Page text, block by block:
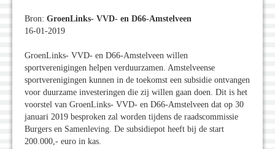
Bron: GroenLinks- VVD- en D66-Amstelveen
16-01-2019
GroenLinks- VVD- en D66-Amstelveen willen
sportverenigingen helpen verduurzamen. Amstelveense
sportverenigingen kunnen in de toekomst een subsidie ontvangen
voor duurzame investeringen die zij willen gaan doen. Dit is het
voorstel van GroenLinks- VVD- en D66-Amstelveen dat op 30
januari 2019 besproken zal worden tijdens de raadscommissie
Burgers en Samenleving. De subsidiepot heeft bij de start
200.000,- euro in kas.